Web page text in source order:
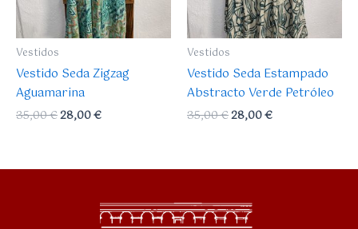
Vestidos
Vestido Seda Zigzag
Aguamarina
35,00€28,00€
Vestidos
Vestido Seda Estampado
Abstracto Verde Petróleo
35,00€28,00€